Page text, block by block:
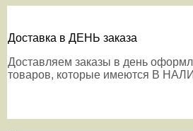
Доставка в ДЕНЬ заказа
Доставляем заказы в день
товаров, которые имеются В